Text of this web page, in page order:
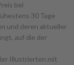
bei
30 Tage
und deren aktueller
auf die der
Illustrierten mit